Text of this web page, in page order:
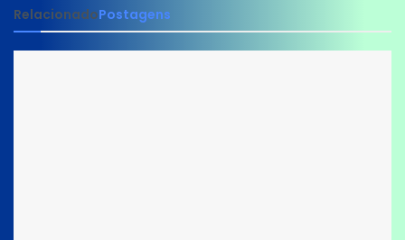
RelacionadoPostagens